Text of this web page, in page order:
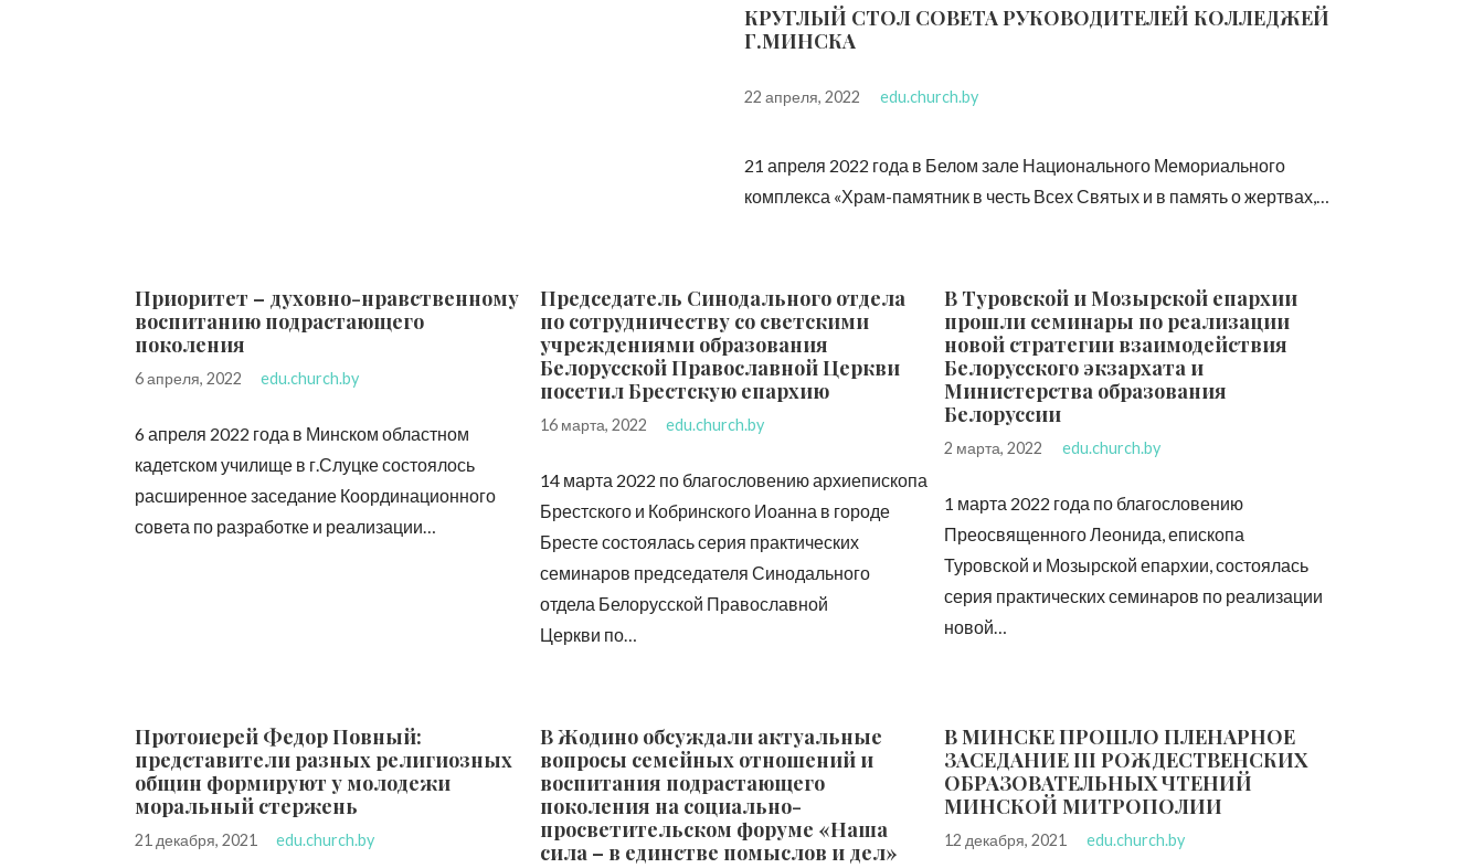
КРУГЛЫЙ СТОЛ СОВЕТА РУКОВОДИТЕЛЕЙ КОЛЛЕДЖЕЙ
Г.МИНСКА
22 апреля, 2022 edu.church.by
21 апреля 2022 года в Белом зале Национального Мемориального
комплекса «Храм-памятник в честь Всех Святых и в память о жертвах,…
Приоритет – духовно-нравственному
воспитанию подрастающего
поколения
6 апреля, 2022 edu.church.by
6 апреля 2022 года в Минском областном
кадетском училище в г.Слуцке состоялось
расширенное заседание Координационного
совета по разработке и реализации…
Председатель Синодального отдела
по сотрудничеству со светскими
учреждениями образования
Белорусской Православной Церкви
посетил Брестскую епархию
16 марта, 2022 edu.church.by
14 марта 2022 по благословению архиепископа
Брестского и Кобринского Иоанна в городе
Бресте состоялась серия практических
семинаров председателя Синодального
отдела Белорусской Православной
Церкви по…
В Туровской и Мозырской епархии
прошли семинары по реализации
новой стратегии взаимодействия
Белорусского экзархата и
Министерства образования
Белоруссии
2 марта, 2022 edu.church.by
1 марта 2022 года по благословению
Преосвященного Леонида, епископа
Туровской и Мозырской епархии, состоялась
серия практических семинаров по реализации
новой…
Протоиерей Федор Повный:
представители разных религиозных
общин формируют у молодежи
моральный стержень
21 декабря, 2021 edu.church.by
В Жодино обсуждали актуальные
вопросы семейных отношений и
воспитания подрастающего
поколения на социально-
просветительском форуме «Наша
сила – в единстве помыслов и дел»
В МИНСКЕ ПРОШЛО ПЛЕНАРНОЕ
ЗАСЕДАНИЕ III РОЖДЕСТВЕНСКИХ
ОБРАЗОВАТЕЛЬНЫХ ЧТЕНИЙ
МИНСКОЙ МИТРОПОЛИИ
12 декабря, 2021 edu.church.by